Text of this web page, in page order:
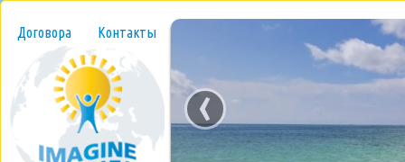
Договора Контакты
‹